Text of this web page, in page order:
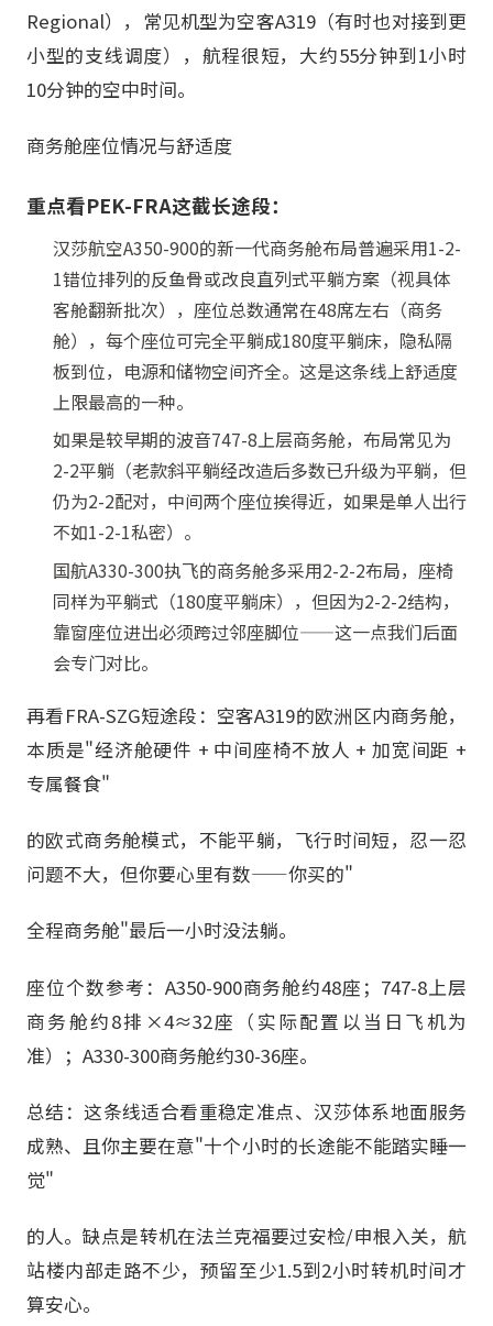
Regional），常见机型为空客A319（有时也对接到更
小型的支线调度），航程很短，大约55分钟到1小时
10分钟的空中时间。
商务舱座位情况与舒适度
重点看PEK-FRA这截长途段：
汉莎航空A350-900的新一代商务舱布局普遍采用1-2-
1错位排列的反鱼骨或改良直列式平躺方案（视具体
客舱翻新批次），座位总数通常在48席左右（商务
舱），每个座位可完全平躺成180度平躺床，隐私隔
板到位，电源和储物空间齐全。这是这条线上舒适度
上限最高的一种。
如果是较早期的波音747-8上层商务舱，布局常见为
2-2平躺（老款斜平躺经改造后多数已升级为平躺，但
仍为2-2配对，中间两个座位挨得近，如果是单人出行
不如1-2-1私密）。
国航A330-300执飞的商务舱多采用2-2-2布局，座椅
同样为平躺式（180度平躺床），但因为2-2-2结构，
靠窗座位进出必须跨过邻座脚位——这一点我们后面
会专门对比。
再看FRA-SZG短途段：空客A319的欧洲区内商务舱，
本质是"经济舱硬件 + 中间座椅不放人 + 加宽间距 +
专属餐食"
的欧式商务舱模式，不能平躺，飞行时间短，忍一忍
问题不大，但你要心里有数——你买的"
全程商务舱"最后一小时没法躺。
座位个数参考：A350-900商务舱约48座；747-8上层
商务舱约8排×4≈32座（实际配置以当日飞机为
准）；A330-300商务舱约30-36座。
总结：这条线适合看重稳定准点、汉莎体系地面服务
成熟、且你主要在意"十个小时的长途能不能踏实睡一
觉"
的人。缺点是转机在法兰克福要过安检/申根入关，航
站楼内部走路不少，预留至少1.5到2小时转机时间才
算安心。